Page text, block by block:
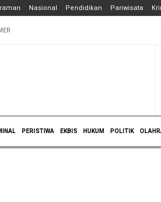
Nasional Pendidikan Pariwisata
PERISTIWA EKBIS HUKUM POLITIK